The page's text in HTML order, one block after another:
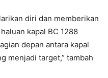
diri dan memberikan
kapal BC 1288
depan antara kapal
menjadi target,” tambah